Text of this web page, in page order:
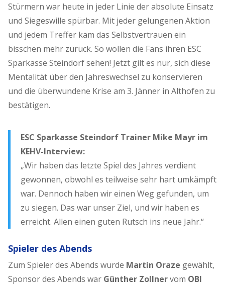
Stürmern war heute in jeder Linie der absolute Einsatz
und Siegeswille spürbar. Mit jeder gelungenen Aktion
und jedem Treffer kam das Selbstvertrauen ein
bisschen mehr zurück. So wollen die Fans ihren ESC
Sparkasse Steindorf sehen! Jetzt gilt es nur, sich diese
Mentalität über den Jahreswechsel zu konservieren
und die überwundene Krise am 3. Jänner in Althofen zu
bestätigen.
ESC Sparkasse Steindorf Trainer Mike Mayr im
KEHV-Interview:
„Wir haben das letzte Spiel des Jahres verdient
gewonnen, obwohl es teilweise sehr hart umkämpft
war. Dennoch haben wir einen Weg gefunden, um
zu siegen. Das war unser Ziel, und wir haben es
erreicht. Allen einen guten Rutsch ins neue Jahr.“
Spieler des Abends
Zum Spieler des Abends wurde Martin Oraze gewählt,
Sponsor des Abends war Günther Zollnervom OBI